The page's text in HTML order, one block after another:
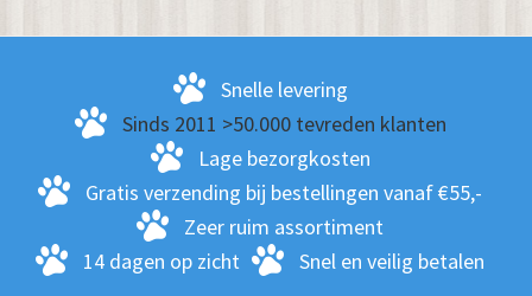
Snelle levering
Sinds 2011 >50.000 tevreden klanten
Lage bezorgkosten
Gratis verzending bij bestellingen vanaf €55,-
Zeer ruim assortiment
14 dagen op zicht
Snel en veilig betalen